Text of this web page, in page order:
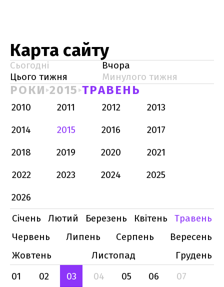
Карта сайту
Сьогодні
Вчора
Цього тижня
Минулого тижня
РОКИ 2015 ТРАВЕНЬ
2010 2011 2012
2013
2014
2015 2016
2017
2018
2019 2020
2021
2022
2023 2024
2025
2026
Січень
Лютий Березень Квітень
Травень
Червень
Липень Серпень
Вересень
Жовтень
Листопад
Грудень
01
02 03 04 05 06
07